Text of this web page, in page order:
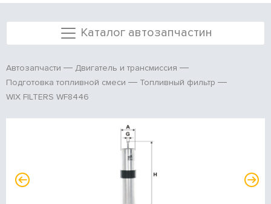
Каталог автозапчастин
Автозапчасти
Двигатель и трансмиссия
Подготовка топливной смеси
Топливный фильтр
WIX FILTERS WF8446